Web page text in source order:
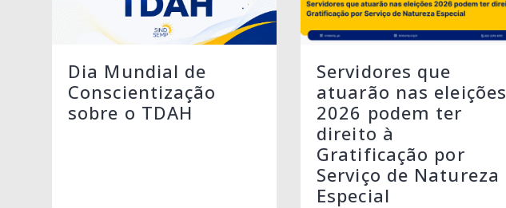
Dia Mundial de
Conscientização
sobre o TDAH
Servidores que
atuarão nas eleições
2026 podem ter
direito à
Gratificação por
Serviço de Natureza
Especial